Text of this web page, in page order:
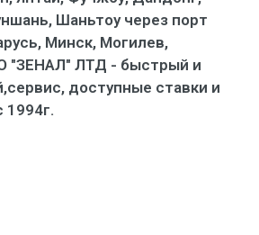
Шаньтоу через порт
Минск, Могилев,
"ЗЕНАЛ" ЛТД - быстрый и
доступные ставки и
1994г.